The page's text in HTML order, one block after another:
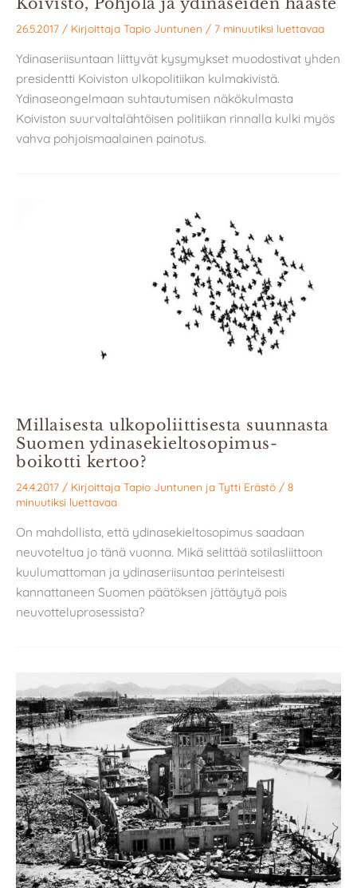
26.5.2017 / Kirjoittaja Tapio Juntunen / 7 minuutiksi luettavaa
Ydinaseriisuntaan liittyvät kysymykset muodostivat yhden
presidentti Koiviston ulkopolitiikan kulmakivistä.
Ydinaseongelmaan suhtautumisen näkökulmasta
Koiviston suurvaltalähtöisen politiikan rinnalla kulki myös
vahva pohjoismaalainen painotus.
Millaisesta ulkopoliittisesta suunnasta
Suomen ydinasekieltosopimus-
boikotti kertoo?
24.4.2017 / Kirjoittaja Tapio Juntunen ja Tytti Erästö / 8
minuutiksi luettavaa
On mahdollista, että ydinasekieltosopimus saadaan
neuvoteltua jo tänä vuonna. Mikä selittää sotilasliittoon
kuulumattoman ja ydinaseriisuntaa perinteisesti
kannattaneen Suomen päätöksen jättäytyä pois
neuvotteluprosessista?